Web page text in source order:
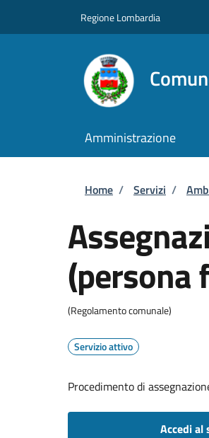
Regione Lombardia
Amministrazione
Briciole
Home / Servizi /
(persona
(Regolamento comunale)
Servizio attivo
Procedimento di
Accedi al